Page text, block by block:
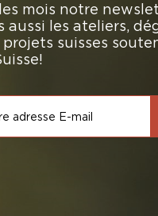
mois notre
aussi les ateliers,
projets suisses